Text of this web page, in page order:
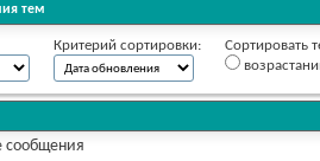
тем
Критерий сортировки:
Сортировать
сообщения